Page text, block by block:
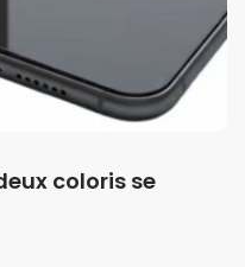
coloris se